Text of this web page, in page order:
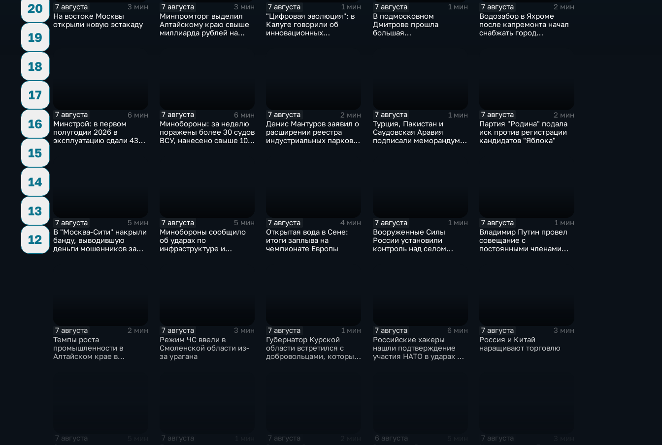
20
19
18
17
16
15
14
13
12
7 августа
3 мин
На востоке Москвы
открыли новую эстакаду
7 августа
3 мин
Минпромторг выделил
Алтайскому краю свыше
миллиарда рублей на
7 августа
1 мин
"Цифровая эволюция": в
Калуге говорили об
инновационных
7 августа
1 мин
В подмосковном
Дмитрове прошла
большая
7 августа
2 мин
Водозабор в Яхроме
после капремонта начал
снабжать город
7 августа
6 мин
Минстрой: в первом
полугодии 2026 в
эксплуатацию сдали 43
7 августа
6 мин
Минобороны: за неделю
поражены более 30 судов
ВСУ, нанесено свыше 10
7 августа
2 мин
Денис Мантуров заявил о
расширении реестра
индустриальных парков в
7 августа
1 мин
Турция, Пакистан и
Саудовская Аравия
подписали меморандум о
7 августа
2 мин
Партия "Родина" подала
иск против регистрации
кандидатов "Яблока"
7 августа
5 мин
В "Москва‑Сити" накрыли
банду, выводившую
деньги мошенников за
7 августа
5 мин
Минобороны сообщило
об ударах по
инфраструктуре и
7 августа
4 мин
Открытая вода в Сене:
итоги заплыва на
чемпионате Европы
7 августа
1 мин
Вооруженные Силы
России установили
контроль над селом
7 августа
1 мин
Владимир Путин провел
совещание с
постоянными членами
7 августа
2 мин
Темпы роста
промышленности в
Алтайском крае в
7 августа
3 мин
Режим ЧС ввели в
Смоленской области из-
за урагана
7 августа
1 мин
Губернатор Курской
области встретился с
добровольцами, которые
7 августа
6 мин
Российские хакеры
нашли подтверждение
участия НАТО в ударах по
7 августа
3 мин
Россия и Китай
наращивают торговлю
7 августа 7 августа 7 августа 6 августа 7 августа